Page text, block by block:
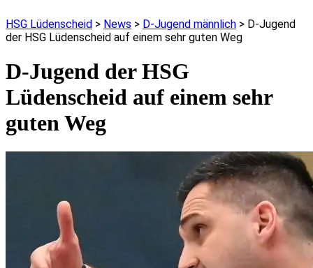
HSG Lüdenscheid > News > D-Jugend männlich > D-Jugend
der HSG Lüdenscheid auf einem sehr guten Weg
D-Jugend der HSG
Lüdenscheid auf einem sehr
guten Weg